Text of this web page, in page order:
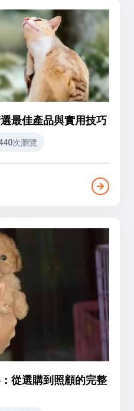
最佳產品與實用技巧
次瀏覽
從選購到照顧的完整